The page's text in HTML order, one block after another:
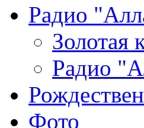
Радио
Золотая
Радио
Фото